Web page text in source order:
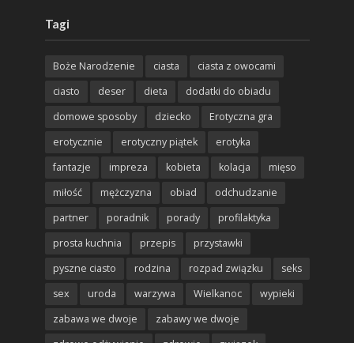
Tagi
Boże Narodzenie ciasta
ciasta z owocami
ciasto
deser dieta
dodatki do obiadu
domowe sposoby
dziecko
Erotyczna gra
erotycznie
erotyczny piątek
erotyka
fantazje
impreza kobieta kolacja
mięso
miłość
mężczyzna obiad
odchudzanie
partner
poradnik porady
profilaktyka
prosta kuchnia
przepis
przystawki
pyszne ciasto
rodzina rozpad związku
seks
sex
uroda warzywa Wielkanoc
wypieki
zabawa we dwoje
zabawy we dwoje